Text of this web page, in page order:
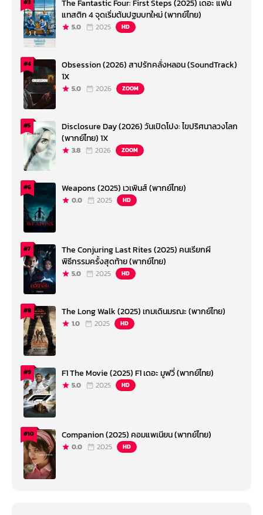
#3
The Fantastic Four: First Steps (2025) เดอะ แฟน
แทสติก 4 จุดเริ่มต้นปฐมบทใหม่ (พากย์ไทย)
5.0 2025 HD
#4
Obsession (2026) สาปรักคลั่งหลอน (SoundTrack)
1X
5.0 2026 ZOOM
#5
Disclosure Day (2026) วันเปิดโปง: ไขปริศนาลวงโลก
(พากย์ไทย) 1X
3.8 2026 ZOOM
#6 Weapons (2025) เวเพินส์ (พากย์ไทย)
0.0 2025 HD
#7
The Conjuring Last Rites (2025) คนเรียกผี
พิธีกรรมครั้งสุดท้าย (พากย์ไทย)
5.0 2025 HD
#8 The Long Walk (2025) เกมเดินมรณะ (พากย์ไทย)
1.0 2025 HD
#9 F1 The Movie (2025) F1 เดอะ มูฟวี่ (พากย์ไทย)
5.0 2025 HD
#10 Companion (2025) คอมแพเนียน (พากย์ไทย)
0.0 2025 HD